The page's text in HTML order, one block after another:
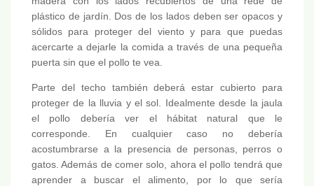
plástico de jardín. Dos de los lados deben ser opacos y
sólidos para proteger del viento y para que puedas
acercarte a dejarle la comida a través de una pequeña
puerta sin que el pollo te vea.
Parte del techo también deberá estar cubierto para
proteger de la lluvia y el sol. Idealmente desde la jaula
el pollo debería ver el hábitat natural que le
corresponde. En cualquier caso no debería
acostumbrarse a la presencia de personas, perros o
gatos. Además de comer solo, ahora el pollo tendrá que
aprender a buscar el alimento, por lo que sería